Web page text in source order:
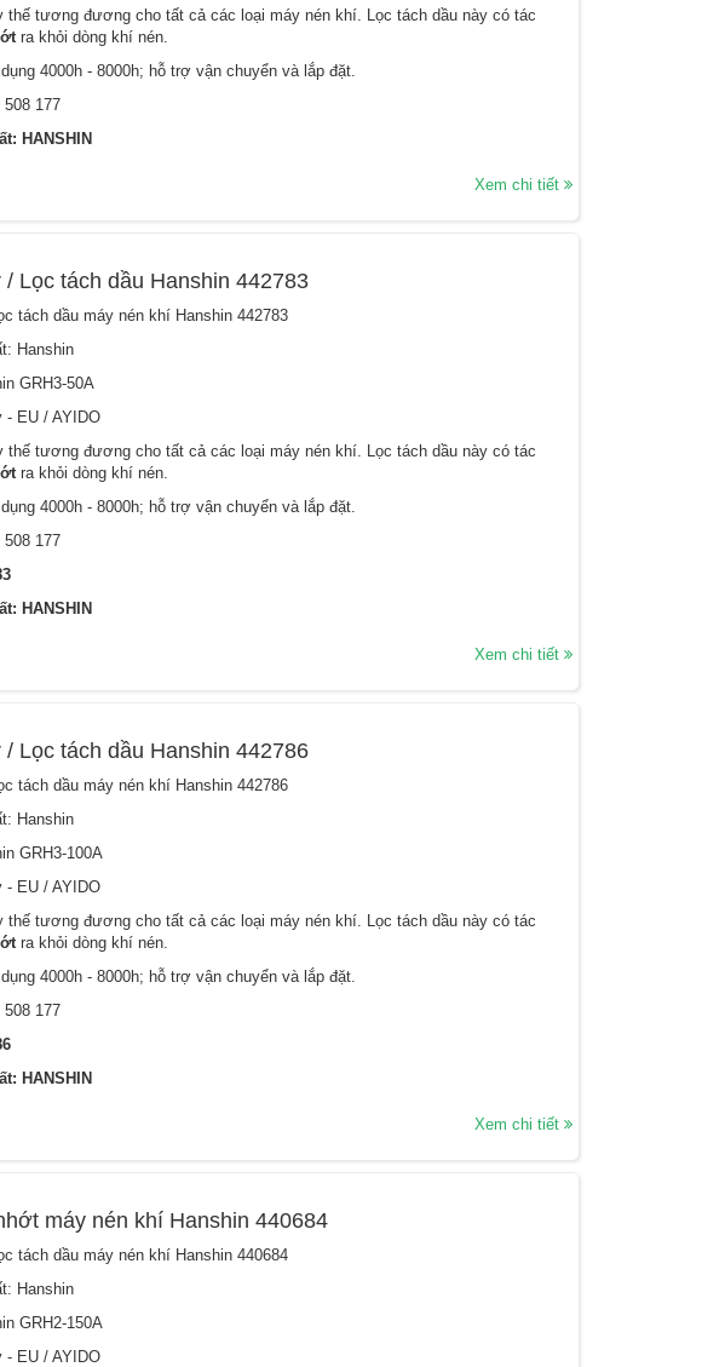
thế tương đương cho tất cả các loại máy nén khí. Lọc tách dầu này có tác
ra khỏi dòng khí nén.
4000h - 8000h; hỗ trợ vận chuyển và lắp đặt.
508 177
HANSHIN
Xem chi tiết
/ Lọc tách dầu Hanshin 442783
tách dầu máy nén khí Hanshin 442783
Hanshin
GRH3-50A
EU / AYIDO
thế tương đương cho tất cả các loại máy nén khí. Lọc tách dầu này có tác
ra khỏi dòng khí nén.
4000h - 8000h; hỗ trợ vận chuyển và lắp đặt.
508 177
HANSHIN
Xem chi tiết
/ Lọc tách dầu Hanshin 442786
tách dầu máy nén khí Hanshin 442786
Hanshin
GRH3-100A
EU / AYIDO
thế tương đương cho tất cả các loại máy nén khí. Lọc tách dầu này có tác
ra khỏi dòng khí nén.
4000h - 8000h; hỗ trợ vận chuyển và lắp đặt.
508 177
HANSHIN
Xem chi tiết
máy nén khí Hanshin 440684
tách dầu máy nén khí Hanshin 440684
Hanshin
GRH2-150A
EU / AYIDO